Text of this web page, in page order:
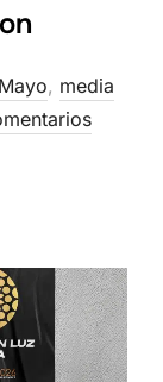
Mayo, media